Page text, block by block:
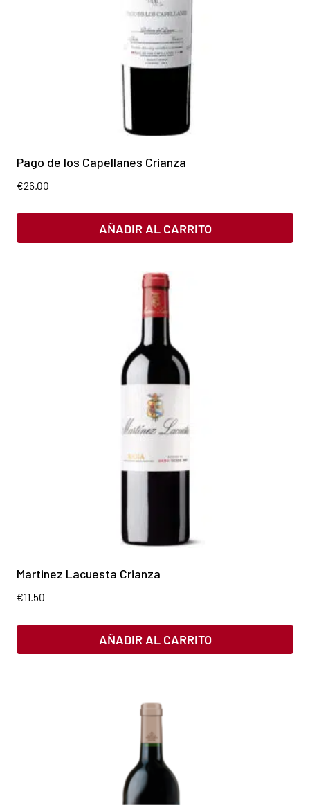
Pago de los Capellanes Crianza
€26.00
AÑADIR AL CARRITO
Martinez Lacuesta Crianza
€11.50
AÑADIR AL CARRITO